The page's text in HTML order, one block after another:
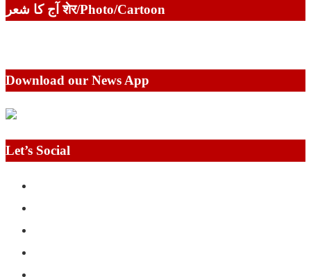
آج کا شعر शेर/Photo/Cartoon
Download our News App
Let’s Social